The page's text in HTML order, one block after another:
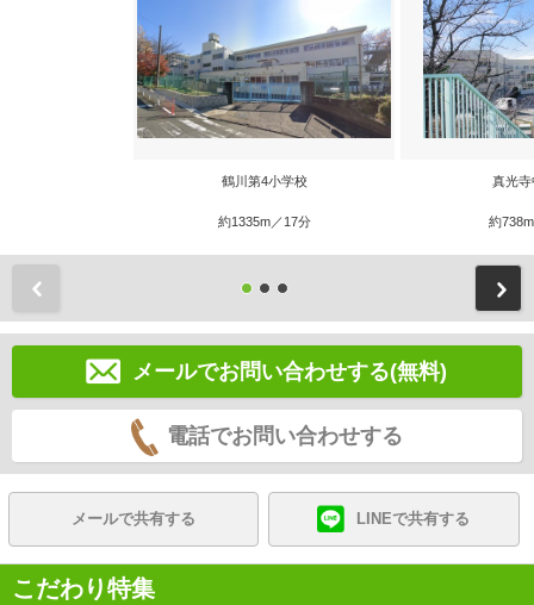
鶴川第4小学校
約1335m／17分
真光寺
約
メールでお問い合わせする(無料)
電話でお問い合わせする
メールで共有する LINEで共有する
こだわり特集